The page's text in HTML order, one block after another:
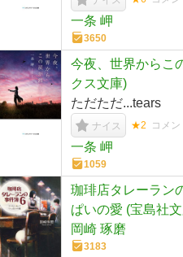
一条 岬
3650
今夜、世界からこ
クス文庫)
ただただ...tears
ナイス ★2 コメ
一条 岬
1059
珈琲店タレーラン
ぱいの愛 (宝島社
岡崎 琢磨
3183